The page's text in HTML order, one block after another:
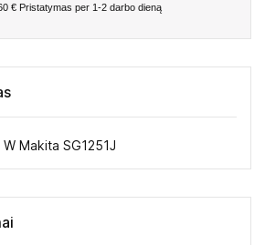
€ Pristatymas per 1-2 darbo dieną
Makita SG1251J